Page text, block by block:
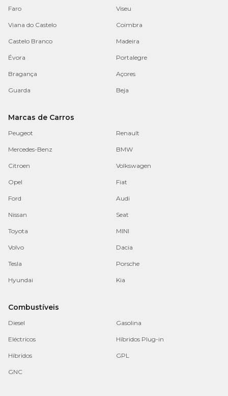
Faro Viseu
Viana do Castelo Coimbra
Castelo Branco Madeira
Évora Portalegre
Bragança Açores
Guarda Beja
Marcas de Carros
Peugeot Renault
Mercedes-Benz BMW
Citroen Volkswagen
Opel Fiat
Ford Audi
Nissan Seat
Toyota MINI
Volvo Dacia
Tesla Porsche
Hyundai Kia
Combustíveis
Diesel Gasolina
Eléctricos Híbridos Plug-in
Híbridos GPL
GNC